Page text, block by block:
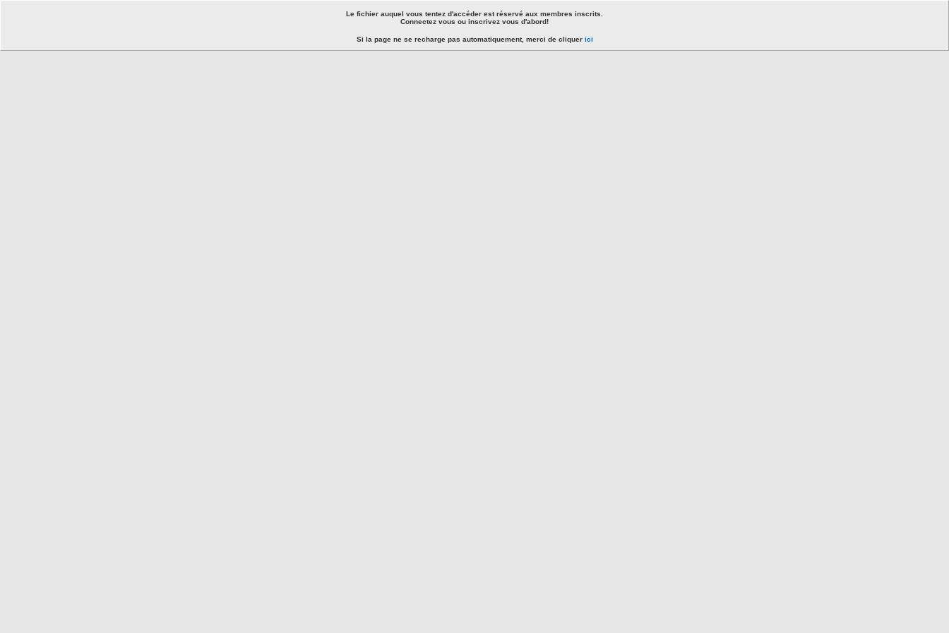
Le fichier auquel vous tentez d'accéder est réservé aux membres inscrits.
Connectez vous ou inscrivez vous d'abord!
Si la page ne se recharge pas automatiquement, merci de cliquer ici